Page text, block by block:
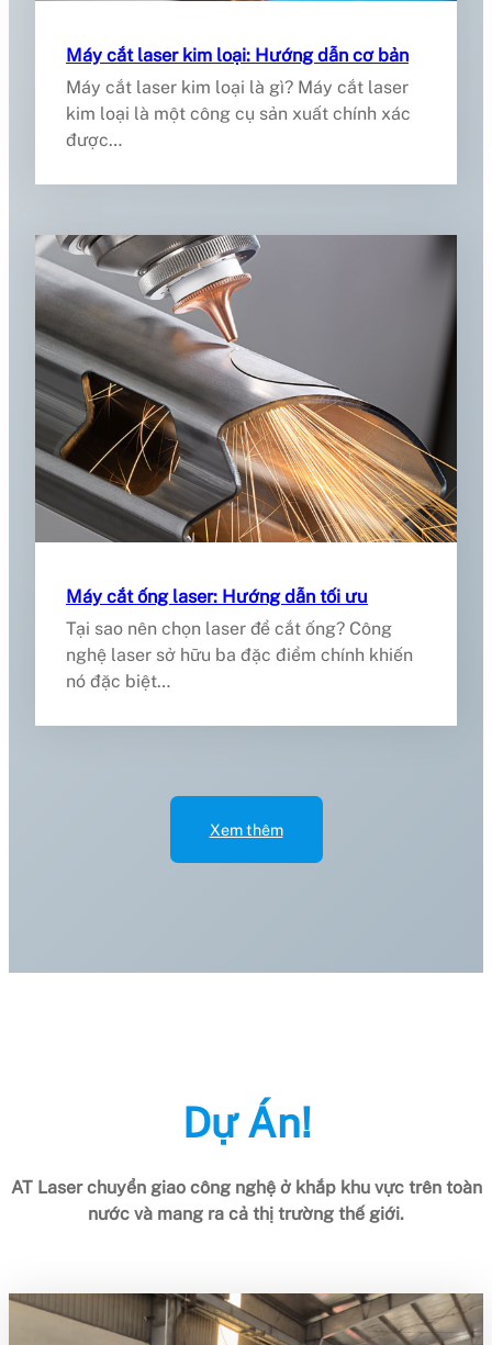
Máy cắt laser kim loại: Hướng dẫn cơ bản
Máy cắt laser kim loại là gì? Máy cắt laser
kim loại là một công cụ sản xuất chính xác
được…
Máy cắt ống laser: Hướng dẫn tối ưu
Tại sao nên chọn laser để cắt ống? Công
nghệ laser sở hữu ba đặc điểm chính khiến
nó đặc biệt…
Xem thêm
Dự Án!
AT Laser chuyển giao công nghệ ở khắp khu vực trên toàn
nước và mang ra cả thị trường thế giới.